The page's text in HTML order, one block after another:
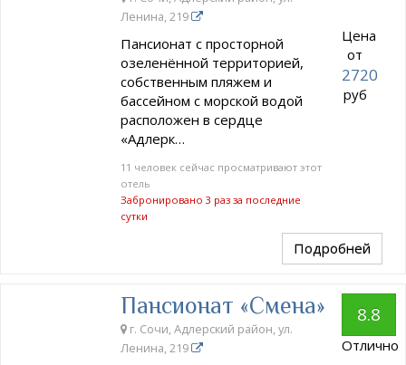
Ленина, 219
Пансионат с просторной
озеленённой территорией,
собственным пляжем и
бассейном с морской водой
расположен в сердце
«Адлерк…
11 человек сейчас просматривают этот
отель
Забронировано 3 раз за последние
сутки
Цена
от
2720
руб
Подробней
Пансионат «Смена»
г. Сочи, Адлерский район, ул.
Ленина, 219
8.8
Отлично